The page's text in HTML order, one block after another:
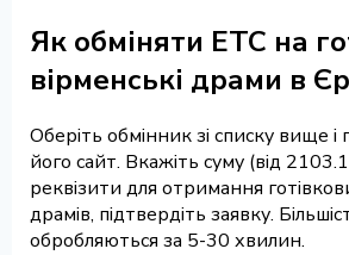
Як обміняти ETC на
вірменські драми в
Оберіть обмінник зі списку вище і
його сайт. Вкажіть суму (від
реквізити для отримання
драмів, підтвердіть заявку.
обробляються за 5-30 хвилин.